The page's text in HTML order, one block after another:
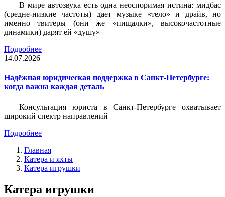
В мире автозвука есть одна неоспоримая истина: мидбас
(средне-низкие частоты) дает музыке «тело» и драйв, но
именно твитеры (они же «пищалки», высокочастотные
динамики) дарят ей «душу»
Подробнее
14.07.2026
Надёжная юридическая поддержка в Санкт-Петербурге:
когда важна каждая деталь
Консультация юриста в Санкт-Петербурге охватывает
широкий спектр направлений
Подробнее
Главная
Катера и яхты
Катера игрушки
Катера игрушки